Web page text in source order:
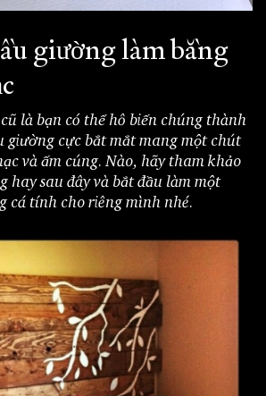
giường làm bằng
là bạn có thể hô biến chúng thành
giường cực bắt mắt mang một chút
và ấm cúng. Nào, hãy tham khảo
hay sau đây và bắt đầu làm một
cá tính cho riêng mình nhé.